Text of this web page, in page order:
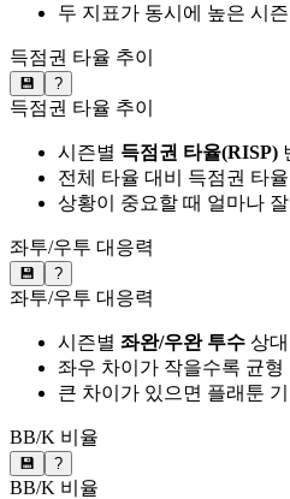
두 지표가 동시에 높은 시
득점권 타율 추이
💾 ?
득점권 타율 추이
시즌별 득점권 타율(RISP)
전체 타율 대비 득점권 타
상황이 중요할 때 얼마나
좌투/우투 대응력
💾 ?
좌투/우투 대응력
시즌별 좌완/우완 투수 상
좌우 차이가 작을수록 균형
큰 차이가 있으면 플래툰
BB/K 비율
💾 ?
BB/K 비율